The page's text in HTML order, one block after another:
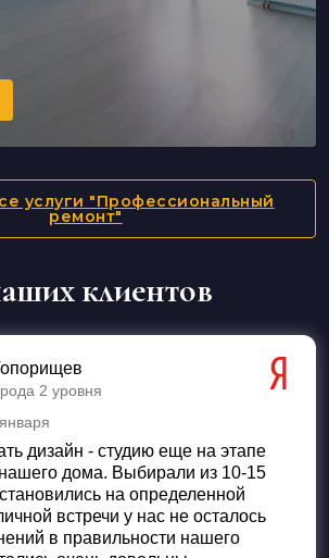
услуги "Профессиональный
ремонт"
клиентов
2 уровня
5из 5
дизайн - студию еще на этапе
нашего дома. Выбирали из 10-15
на определенной
встречи у нас не осталось
в правильности нашего